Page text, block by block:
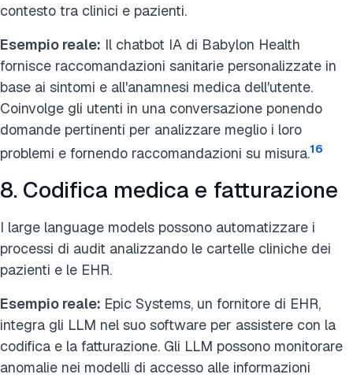
contesto tra clinici e pazienti.
Esempio reale: Il chatbot IA di Babylon Health
fornisce raccomandazioni sanitarie personalizzate in
base ai sintomi e all'anamnesi medica dell'utente.
Coinvolge gli utenti in una conversazione ponendo
domande pertinenti per analizzare meglio i loro
problemi e fornendo raccomandazioni su misura.16
8. Codifica medica e fatturazione
I large language models possono automatizzare i
processi di audit analizzando le cartelle cliniche dei
pazienti e le EHR.
Esempio reale: Epic Systems, un fornitore di EHR,
integra gli LLM nel suo software per assistere con la
codifica e la fatturazione. Gli LLM possono monitorare
anomalie nei modelli di accesso alle informazioni